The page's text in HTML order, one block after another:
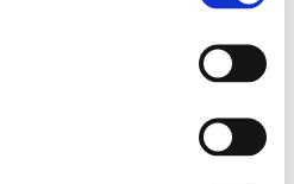
e mettere sotto